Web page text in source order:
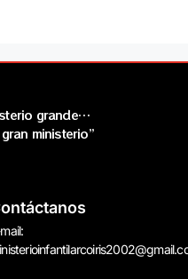
grande…
ministerio”